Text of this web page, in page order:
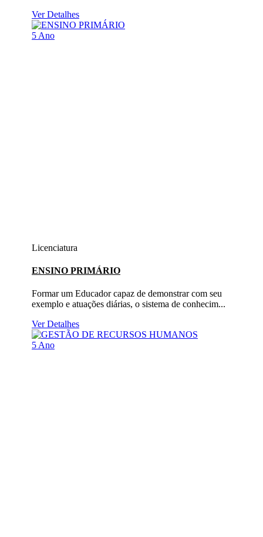
Ver Detalhes
5 Ano
Licenciatura
ENSINO PRIMÁRIO
Formar um Educador capaz de demonstrar com seu
exemplo e atuações diárias, o sistema de conhecim...
Ver Detalhes
5 Ano